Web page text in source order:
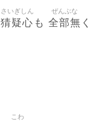
猜疑心
さいぎしん
も 全部無
ぜんぶな
く
こわ